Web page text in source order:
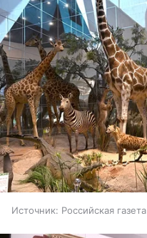
Источник: Российская газета